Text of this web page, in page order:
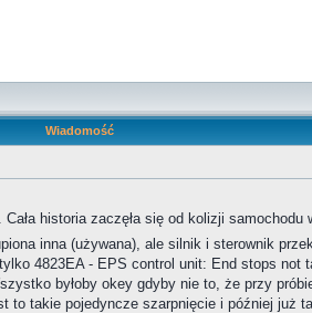
Wiadomość
historia zaczęła się od kolizji
inna (używana), ale silnik i sterownik
4823EA - EPS control unit: End stops not
byłoby okey gdyby nie to, że przy
takie pojedyncze szarpnięcie i później już